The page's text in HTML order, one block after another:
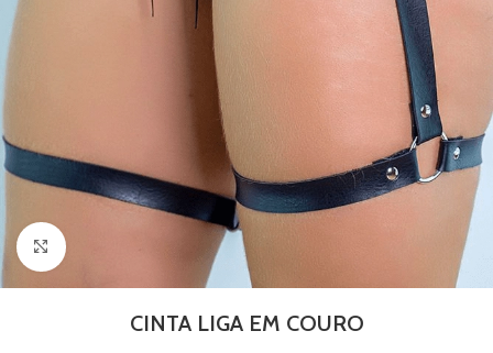
Clique para ampliar
CINTA LIGA EM COURO